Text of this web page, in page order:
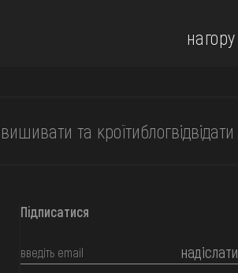
нагору
вишивати та кроїтиблогвідвідати
Підписатися
надіслати